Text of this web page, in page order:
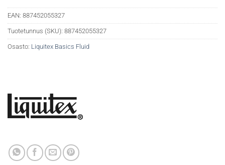
EAN: 887452055327
Tuotetunnus (SKU): 887452055327
Osasto: Liquitex Basics Fluid